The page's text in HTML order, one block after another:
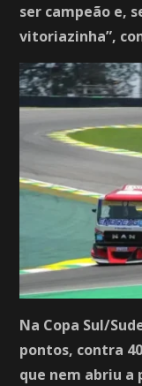
ser campeão e,
vitoriazinha”,
Na Copa Sul/
pontos, contra
que nem abriu a